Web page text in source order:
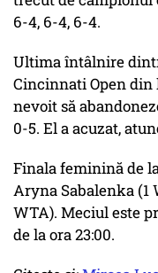
6-4, 6-4, 6-4.
Ultima întâlnire
Cincinnati Open din
nevoit să
0-5. El a acuzat,
Finala feminină de
Aryna Sabalenka (1
WTA). Meciul este
de la ora 23:00.